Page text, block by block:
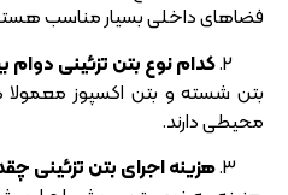
فضاهای داخلی بسیار مناسب
کدام نوع بتن تزئینی دوام
بتن شسته و بتن اکسپوز معمولا
محیطی دارند.
هزینه اجرای بتن تزئینی